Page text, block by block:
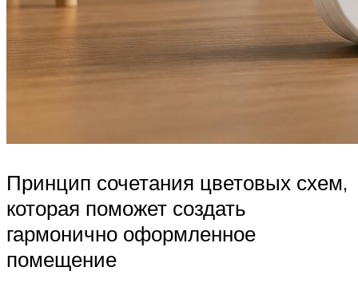
Принцип сочетания цветовых схем,
которая поможет создать
гармонично оформленное
помещение